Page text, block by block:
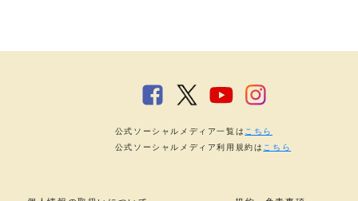
公式ソーシャルメディア一覧は こちら
公式ソーシャルメディア利用規約は こちら